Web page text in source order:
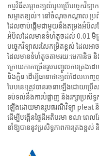
កម្មវិធីសម្អាតខ្យល់បូមប្រើបច្ចេកវិទ្
សម្អាតខ្យល់។ នៅចំណុចកណ្ដាល ប្រព័
ដែលចាប់ផ្តើមជាមួយនឹងតម្រងអំបិល
អំបិលដែលមានទំហំតូចដល់ 0.01 មីក្
បច្ចេកវិទ្យាសរសៃកម្រិតខ្ពស់ ដែ
ដែលមានទំហំតូចតាមរយៈមេកានិច
ក្រោយភាគច្រើនរួមបញ្ចូលការត្រង
និងក្លិន ដើម្បីធានាថាខ្យល់ដែលបញ្
បែបនេះត្រូវបានរចនាឡើងដោយប្រ
ទប់ទល់នឹងការបំផ្លាញ និងរក្សាប្រសិទ្
ឡើង​ដោយ​មាន​រូប​ធរណី​វិទ្យា​ pleat
ដើម្បី​បង្កើន​ផ្ទៃ​ដី​អតិបរមា ខណៈ​ពេ
នាំ​ឱ្យ​បាន​នូវ​ប្រសិទ្ធភាព​ការត្រង​ខ្